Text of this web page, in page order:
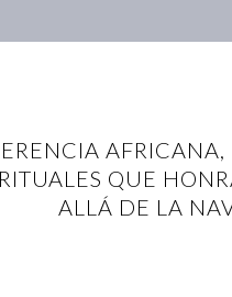
QUE
ALLÁ DE LA